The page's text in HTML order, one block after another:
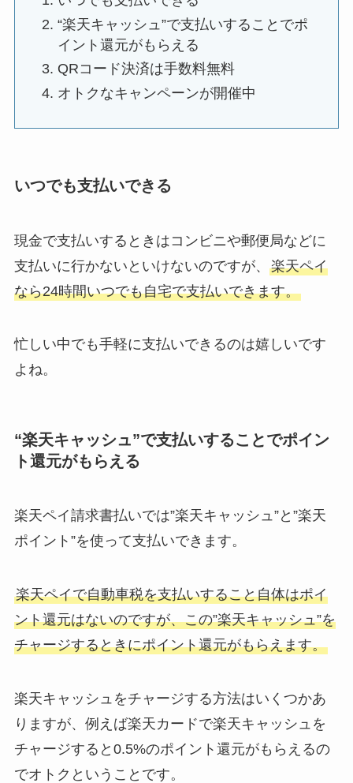
“楽天キャッシュ”で支払いすることでポ
イント還元がもらえる
QRコード決済は手数料無料
オトクなキャンペーンが開催中
いつでも支払いできる
現金で支払いするときはコンビニや郵便局などに
支払いに行かないといけないのですが、 楽天ペイ
なら24時間いつでも自宅で支払いできます。
忙しい中でも手軽に支払いできるのは嬉しいです
よね。
“楽天キャッシュ”で支払いすることでポイン
ト還元がもらえる
楽天ペイ請求書払いでは”楽天キャッシュ”と”楽天
ポイント”を使って支払いできます。
楽天ペイで自動車税を支払いすること自体はポイ
ント還元はないのですが、この”楽天キャッシュ”を
チャージするときにポイント還元がもらえます。
楽天キャッシュをチャージする方法はいくつかあ
りますが、例えば楽天カードで楽天キャッシュを
チャージすると0.5%のポイント還元がもらえるの
でオトクということです。